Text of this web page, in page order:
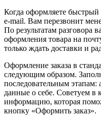
Когда оформляете
e-mail. Вам перезвонит
По результатам разговора
оформления товара на
только ждать доставки и
Оформление заказа в
следующим образом.
последовательным этапам:
данные о себе. Советуем в
информацию, которая
кнопку «Оформить заказ».